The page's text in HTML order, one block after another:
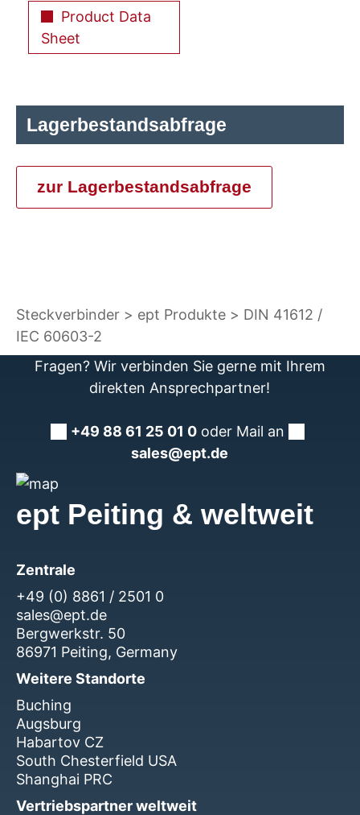
Product Data
Sheet
Lagerbestandsabfrage
zur Lagerbestandsabfrage
Steckverbinder ept Produkte
DIN 41612 /
IEC 60603-2
Fragen? Wir verbinden Sie gerne mit Ihrem
direkten Ansprechpartner!
+49 88 61 25 01 0 oder Mail an
sales@ept.de
ept Peiting & weltweit
Zentrale
+49 (0) 8861 / 2501 0
sales@ept.de
Bergwerkstr. 50
86971 Peiting, Germany
Weitere Standorte
Buching
Augsburg
Habartov CZ
South Chesterfield USA
Shanghai PRC
Vertriebspartner weltweit